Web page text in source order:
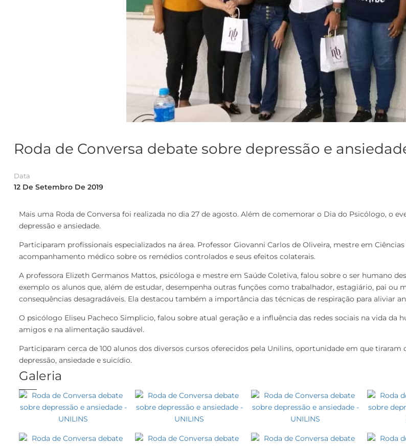
Roda de Conversa debate sobre depressão e
Data
12 De Setembro De 2019
Mais uma Roda de Conversa foi realizada no dia 27 de agosto. Além de comemorar o Dia do Psicólogo, o
depressão e ansiedade.
Participaram profissionais especializados na área. Professor Giovanni Carlos de Oliveira, mestre em
acompanhamento médico sobre os remédios controlados e seus efeitos colaterais.
A professora Elizeth Germanos Mattos, psicóloga e mestre em Saúde Coletiva, falou sobre o ser humano
exemplo os alunos que, além de estudar, desempenha outras funções como trabalhador, estagiário, pai ou
consequências desagradáveis. Ela destacou também a importância das técnicas de respiração para aliviar
O psicólogo Eliseu Pacheco Simplicio, falou sobre atual geração e a influência das redes sociais na vida da
amigos e na alimentação saudável.
Participaram cerca de 100 alunos dos diversos cursos oferecidos pela Unilins, oportunidade em que
depressão, ansiedade e suicídio.
Galeria